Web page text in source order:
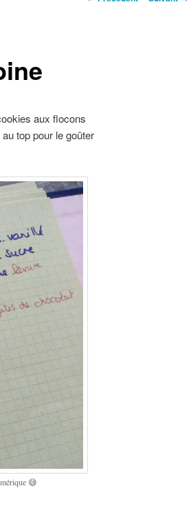
aux flocons
top pour le goûter
😅